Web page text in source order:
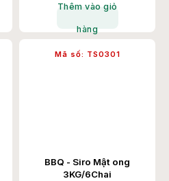
Thêm vào giỏ
hàng
BBQ - Siro Mật ong
3KG/6Chai
Mã số: TS0301